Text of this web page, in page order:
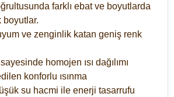
farklı ebat ve boyutlarda
boyutlar.
ve zenginlik katan geniş renk
homojen ısı dağılımı
konforlu ısınma
su hacmi ile enerji tasarrufu